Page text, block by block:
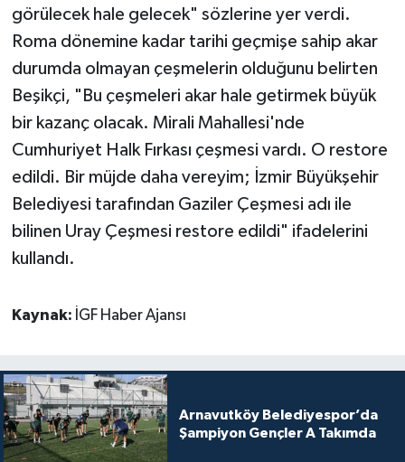
görülecek hale gelecek" sözlerine yer verdi.
Roma dönemine kadar tarihi geçmişe sahip akar
durumda olmayan çeşmelerin olduğunu belirten
Beşikçi, "Bu çeşmeleri akar hale getirmek büyük
bir kazanç olacak. Mirali Mahallesi'nde
Cumhuriyet Halk Fırkası çeşmesi vardı. O restore
edildi. Bir müjde daha vereyim; İzmir Büyükşehir
Belediyesi tarafından Gaziler Çeşmesi adı ile
bilinen Uray Çeşmesi restore edildi" ifadelerini
kullandı.
Kaynak: İGF Haber Ajansı
Arnavutköy Belediyespor’da
Şampiyon Gençler A Takımda